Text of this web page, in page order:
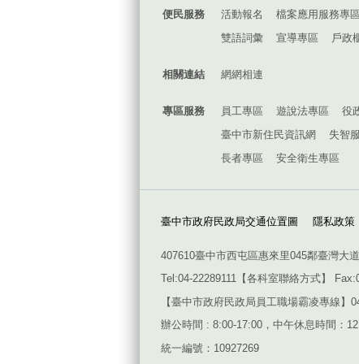
便民服務 活動報名 檔案應用服務專區
雙語詞彙
宣導專區 戶政
相關連結 網網相連
專區服務 員工專區 遊說法專區 役
臺中市新住民資訊網
失智
長者專區
安全衛生專區
臺中市政府民政局交通位置圖 隱私政策
407610臺中市西屯區惠來里045鄰臺灣大
Tel:04-22289111【各科室聯絡方式】
【臺中市政府民政局員工職場霸凌專線
辦公時間 : 8:00-17:00，中午休息時間：
統一編號：10927269